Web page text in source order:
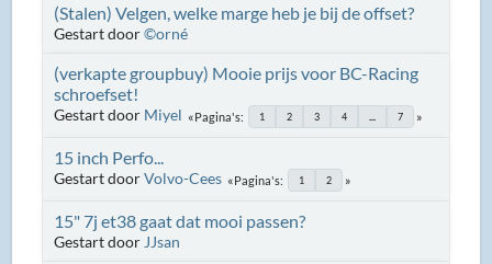
(Stalen) Velgen, welke marge heb je bij de offset?
Gestart door©orné
(verkapte groupbuy) Mooie prijs voor BC-Racing
schroefset!
Gestart door Miyel Pagina's 1 2 3 4 7
15 inch Perfo...
Gestart doorVolvo-Cees Pagina's 1 2
15" 7j et38 gaat dat mooi passen?
Gestart door JJsan